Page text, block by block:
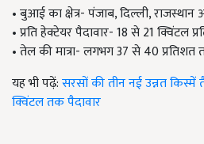
• बुआई का क्षेत्र- पंजाब, दिल्ली, राजस्थान
• प्रति हेक्टेयर पैदावार- 18 से 21 क्विंटल
• तेल की मात्रा- लगभग 37 से 40 प्रतिशत
यह भी पढ़ें:सरसों की तीन नई उन्नत
क्विंटल तक पैदावार